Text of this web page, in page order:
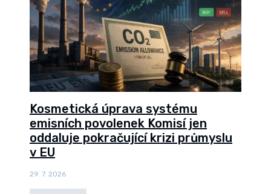
Kosmetická úprava systému
emisních povolenek Komisí jen
oddaluje pokračující krizi průmyslu
v EU
29. 7. 2026